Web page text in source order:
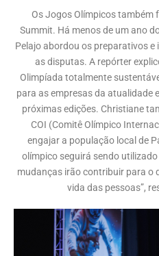
Os Jogos Olímpicos também
Summit. Há menos de um ano
Pelajo abordou os preparativos e
as disputas. A repórter
Olimpíada totalmente
para as empresas da atualidade
próximas edições. Christiane
COI (Comitê Olímpico
engajar a população local de
olímpico seguirá sendo
mudanças irão contribuir para o
vida das pessoas”,